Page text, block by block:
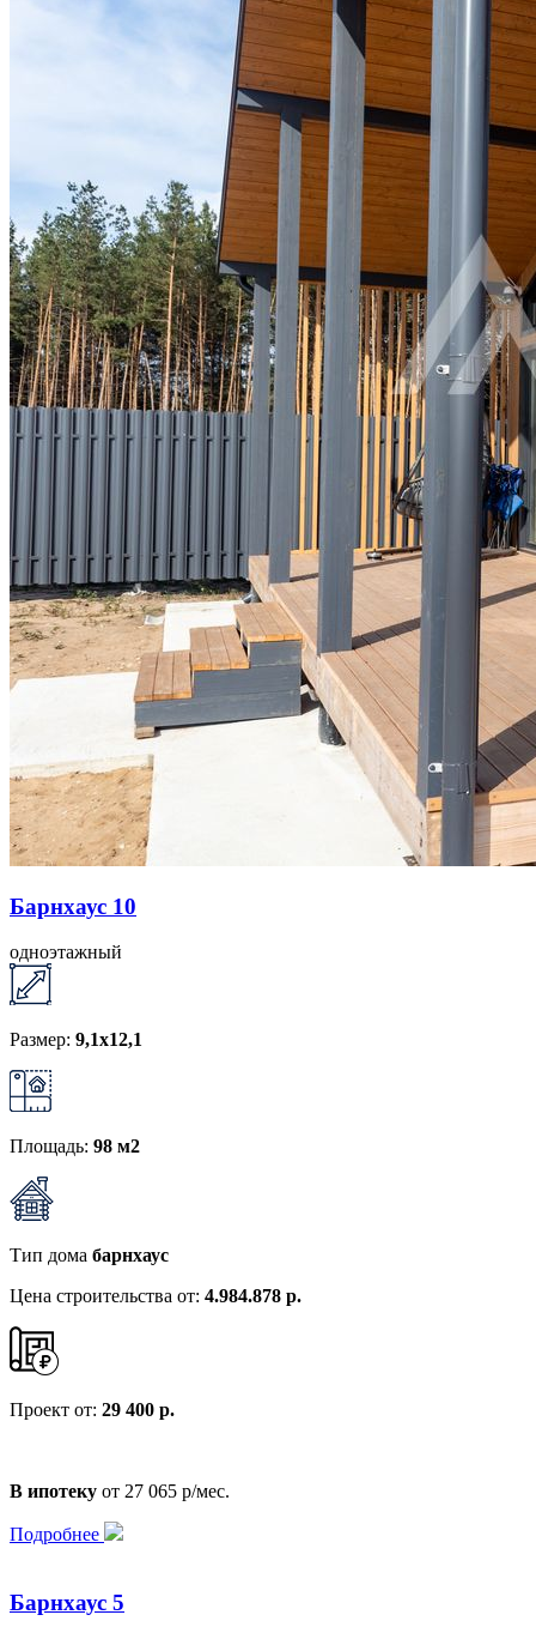
Барнхаус 10
одноэтажный
Размер: 9,1х12,1
Площадь: 98 м2
Тип дома барнхаус
Цена строительства от: 4.984.878 р.
Проект от: 29 400 р.
В ипотеку от 27 065 р/мес.
Подробнее
Барнхаус 5